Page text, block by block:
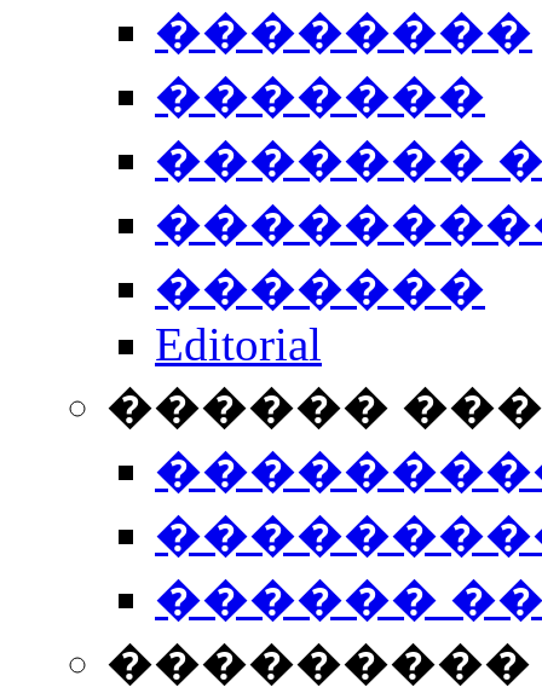
��������
�������
�������
�������
Editorial
������
������
���������